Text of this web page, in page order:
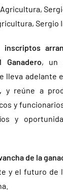
Sergio
inscriptos
Ganadero, un
lleva adelante
y reúne a
y
y
de la
y el futuro de